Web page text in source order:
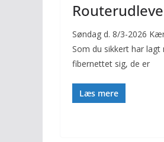
Søndag d. 8/3-2026
Som du sikkert har
fibernettet sig, de er
Læs mere